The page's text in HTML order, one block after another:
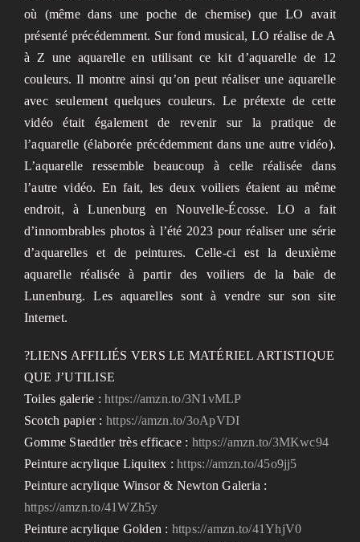
où (même dans une poche de chemise) que LO avait
présenté précédemment. Sur fond musical, LO réalise de A
à Z une aquarelle en utilisant ce kit d’aquarelle de 12
couleurs. Il montre ainsi qu’on peut réaliser une aquarelle
avec seulement quelques couleurs. Le prétexte de cette
vidéo était également de revenir sur la pratique de
l’aquarelle (élaborée précédemment dans une autre vidéo).
L’aquarelle ressemble beaucoup à celle réalisée dans
l’autre vidéo. En fait, les deux voiliers étaient au même
endroit, à Lunenburg en Nouvelle-Écosse. LO a fait
d’innombrables photos à l’été 2023 pour réaliser une série
d’aquarelles et de peintures. Celle-ci est la deuxième
aquarelle réalisée à partir des voiliers de la baie de
Lunenburg. Les aquarelles sont à vendre sur son site
Internet.
?LIENS AFFILIÉS VERS LE MATÉRIEL ARTISTIQUE
QUE J’UTILISE
Toiles galerie :https://amzn.to/3N1vMLP
Scotch papier : https://amzn.to/3oApVDI
Gomme Staedtler très efficace : https://amzn.to/3MKwc94
Peinture acrylique Liquitex :https://amzn.to/45o9jj5
Peinture acrylique Winsor & Newton Galeria :
https://amzn.to/41WZh5y
Peinture acrylique Golden : https://amzn.to/41YhjV0